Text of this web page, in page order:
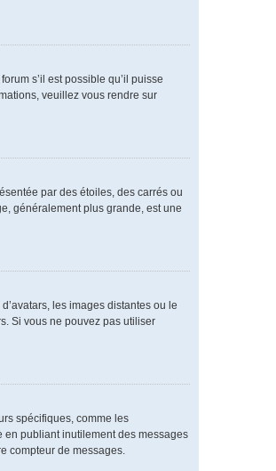
s’il est possible qu’il puisse
veuillez vous rendre sur
par des étoiles, des carrés ou
généralement plus grande, est une
les images distantes ou le
Si vous ne pouvez pas utiliser
spécifiques, comme les
en publiant inutilement des messages
compteur de messages.